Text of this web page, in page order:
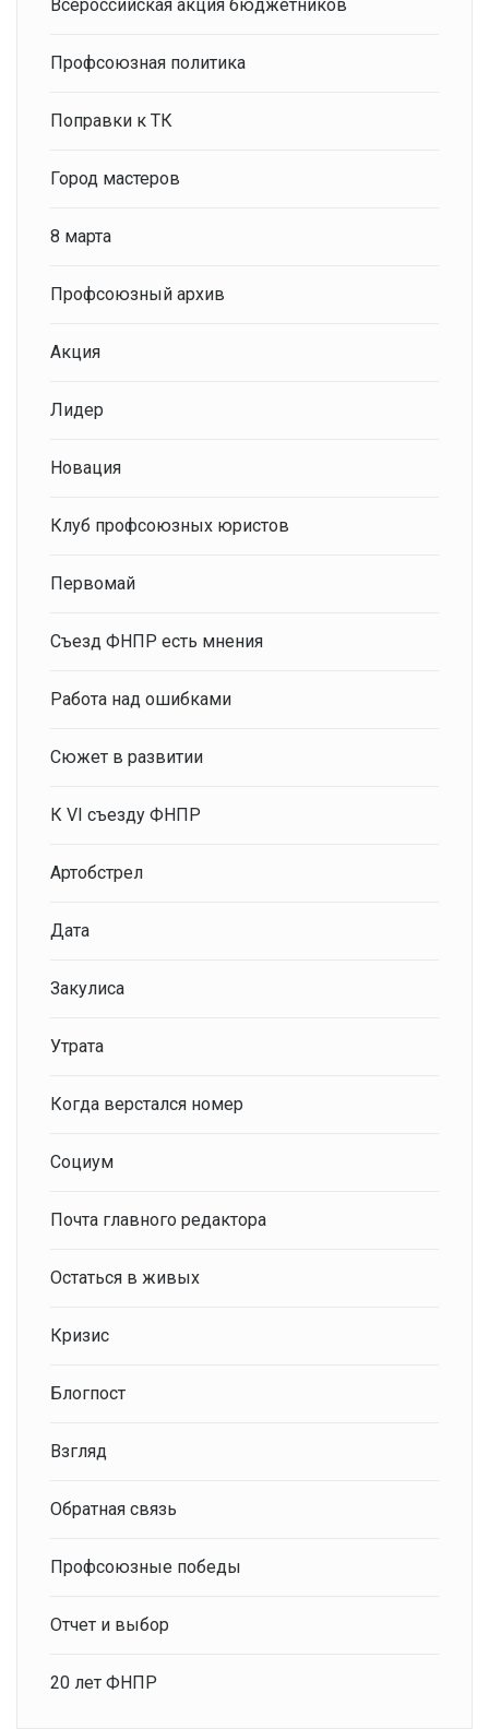
Всероссийская акция бюджетников
Профсоюзная политика
Поправки к ТК
Город мастеров
8 марта
Профсоюзный архив
Акция
Лидер
Новация
Клуб профсоюзных юристов
Первомай
Съезд ФНПР есть мнения
Работа над ошибками
Сюжет в развитии
К VI съезду ФНПР
Артобстрел
Дата
Закулиса
Утрата
Когда верстался номер
Социум
Почта главного редактора
Остаться в живых
Кризис
Блогпост
Взгляд
Обратная связь
Профсоюзные победы
Отчет и выбор
20 лет ФНПР